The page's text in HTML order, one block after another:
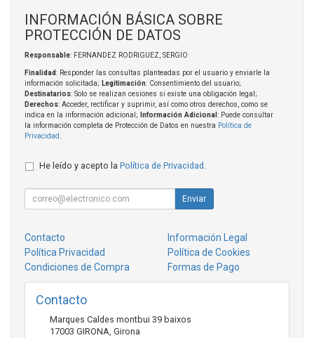
INFORMACIÓN BÁSICA SOBRE
PROTECCIÓN DE DATOS
Responsable: FERNANDEZ RODRIGUEZ, SERGIO
Finalidad: Responder las consultas planteadas por el usuario y enviarle la
información solicitada; Legitimación: Consentimiento del usuario;
Destinatarios: Solo se realizan cesiones si existe una obligación legal;
Derechos: Acceder, rectificar y suprimir, así como otros derechos, como se
indica en la información adicional;
Información Adicional : Puede consultar
la información completa de Protección de Datos en nuestra Política de
Privacidad
He leído y acepto la Política de Privacidad .
Enviar
Contacto
Información Legal
Política Privacidad
Política de Cookies
Condiciones de Compra
Formas de Pago
Contacto
Marques Caldes montbui 39 baixos
17003 GIRONA, Girona